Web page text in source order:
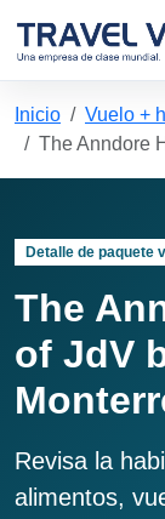
Inicio Vuelo +
The Anndore
Detalle de paquete
The
of JdV
Revisa la
alimentos,